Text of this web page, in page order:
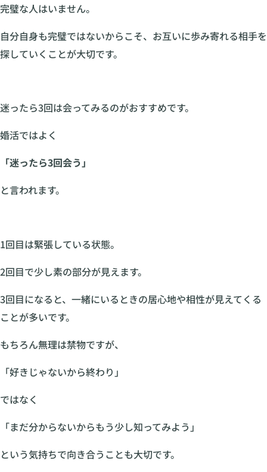
完璧な人はいません。
自分自身も完璧ではないからこそ、お互いに歩み寄れる相手を
探していくことが大切です。
迷ったら3回は会ってみるのがおすすめです。
婚活ではよく
「迷ったら3回会う」
と言われます。
1回目は緊張している状態。
2回目で少し素の部分が見えます。
3回目になると、一緒にいるときの居心地や相性が見えてくる
ことが多いです。
もちろん無理は禁物ですが、
「好きじゃないから終わり」
ではなく
「まだ分からないからもう少し知ってみよう」
という気持ちで向き合うことも大切です。